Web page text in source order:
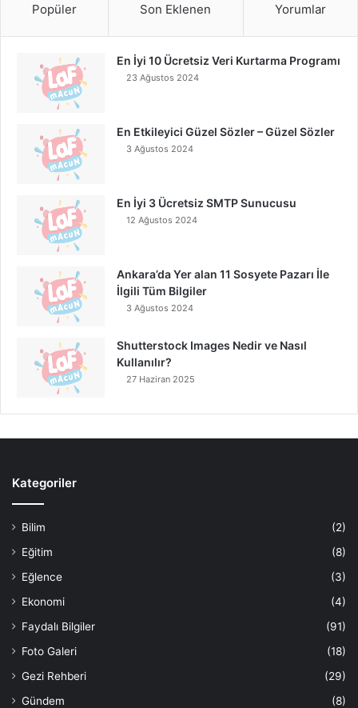
Popüler Son Eklenen Yorumlar
En İyi 10 Ücretsiz Veri Kurtarma Programı
23 Ağustos 2024
En Etkileyici Güzel Sözler – Güzel Sözler
3 Ağustos 2024
En İyi 3 Ücretsiz SMTP Sunucusu
12 Ağustos 2024
Ankara’da Yer alan 11 Sosyete Pazarı İle
İlgili Tüm Bilgiler
3 Ağustos 2024
Shutterstock Images Nedir ve Nasıl
Kullanılır?
27 Haziran 2025
Kategoriler
Bilim
(2)
Eğitim
(8)
Eğlence
(3)
Ekonomi
(4)
Faydalı Bilgiler
(91)
Foto Galeri
(18)
Gezi Rehberi
(29)
Gündem
(8)